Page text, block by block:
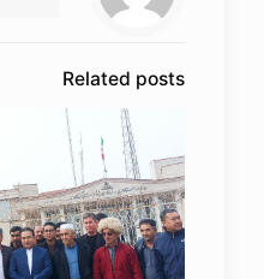
Related posts